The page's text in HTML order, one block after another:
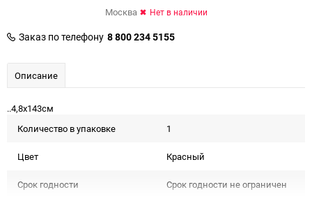
Москва Нет в наличии
Заказ по телефону 8 800 234 5155
Описание
..4,8х143см
Количество в упаковке
1
Цвет Красный
Срок годности Срок годности не ограничен